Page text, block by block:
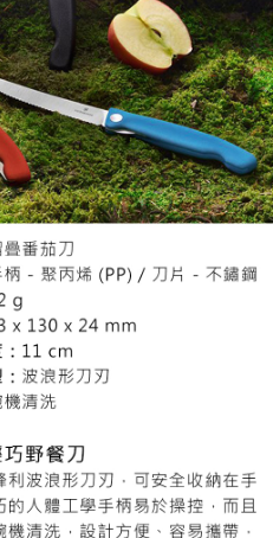
下網址：
理人或監護人之同意方可使用
者引起之損失，本公司不負相關責
據個別帳號之用戶狀況，依本公司即
度不足之情形，本公司將視審查結果
資訊註冊。若發現惡意使用之情形，
戶之使用額度並採取法律行動。
)免運費